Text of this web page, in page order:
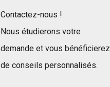
Contactez-nous !
Nous étudierons votre
demande et vous bénéficierez
de conseils personnalisés.